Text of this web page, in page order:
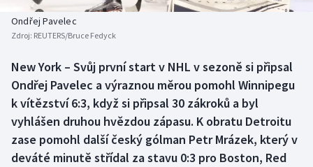
Basketbal
Biatlon
Boby a skeleton
Box
Curling
Historické návraty
Aplikace ČT sport
AZ kvíz
Ondřej Pavelec
Zdroj: REUTERS/Bruce Fedyck
New York – Svůj první start v NHL v sezoně si připsal
Ondřej Pavelec a výraznou měrou pomohl Winnipegu
k vítězství 6:3, když si připsal 30 zákroků a byl
vyhlášen druhou hvězdou zápasu. K obratu Detroitu
zase pomohl další český gólman Petr Mrázek, který v
deváté minutě střídal za stavu 0:3 pro Boston, Red